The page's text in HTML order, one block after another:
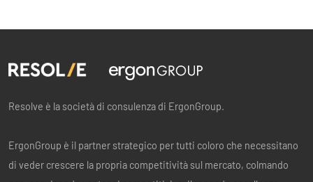
Resolve è la società di consulenza di ErgonGroup.
ErgonGroup è il partner strategico per tutti coloro che necessitano
di veder crescere la propria competitività sul mercato, colmando